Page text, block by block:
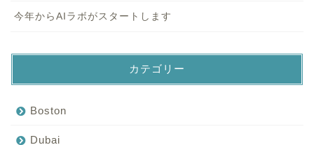
今年からAIラボがスタートします
カテゴリー
Boston
Dubai